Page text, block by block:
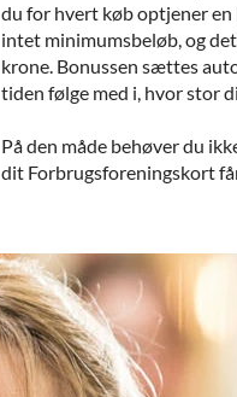
du for hvert køb optjener
intet minimumsbeløb, og
krone. Bonussen sættes
tiden følge med i, hvor stor
På den måde behøver du
dit Forbrugsforeningskort